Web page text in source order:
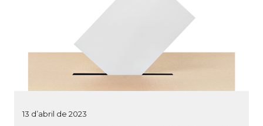
13 d’abril de 2023